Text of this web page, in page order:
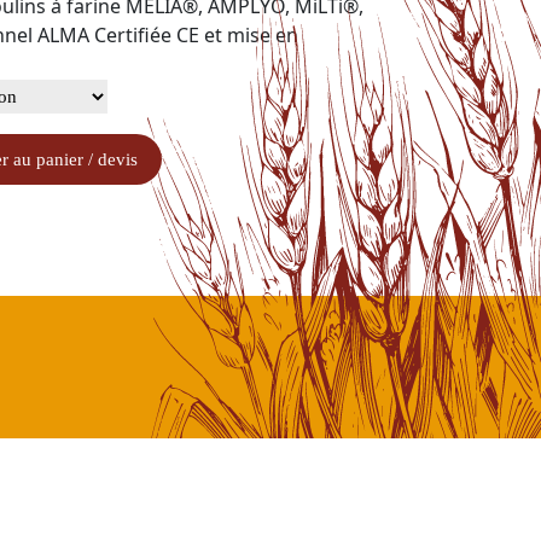
à farine MÉLIA®, AMPLYO, MiLTi®,
ALMA Certifiée CE et mise en
au panier / devis